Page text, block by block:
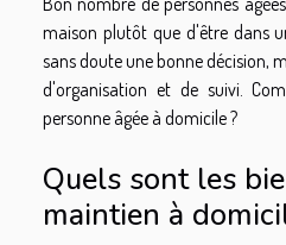
maison plutôt que d'être dans
sans doute une bonne décision,
d'organisation et de suivi.
personne âgée à domicile ?
Quels sont les
maintien à